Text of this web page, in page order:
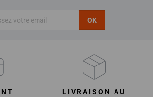
OK
LIVRAISON AU